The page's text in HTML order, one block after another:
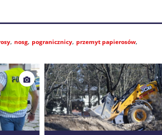
nosg pogranicznicy przemyt papierosów